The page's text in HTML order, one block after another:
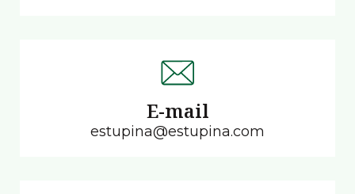
E-mail
estupina@estupina.com